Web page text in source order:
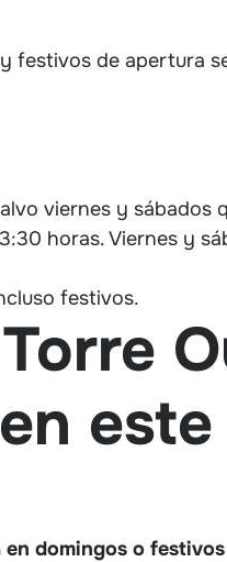
festivos de apertura
viernes y sábados
horas. Viernes y
festivos.
domingos o